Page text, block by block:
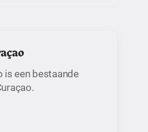
is een bestaande